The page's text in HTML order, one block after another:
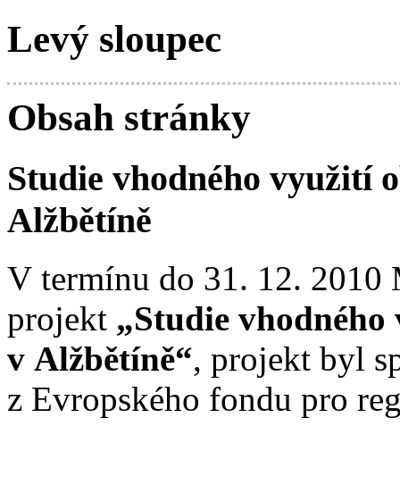
Levý sloupec
Obsah stránky
Studie vhodného využití
Alžbětíně
V termínu do 31. 12. 2010
projekt „Studie
v Alžbětíně“, projekt byl
z Evropského fondu pro